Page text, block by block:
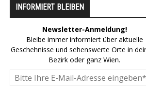
INFORMIERT BLEIBEN
Newsletter-Anmeldung!
Bleibe immer informiert über aktuelle
Geschehnisse und sehenswerte Orte in
Bezirk oder ganz Wien.